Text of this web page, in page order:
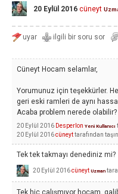
20 Eylül 2016 cüneyt
Cüneyt Hocam selamlar,
Yorumunuz için teşekkürler.
geri eski ramleri de aynı
Acaba problem nerede olabilir?
20 Eylül 2016 Desperlon Yeni Kullanıcı
20 Eylül 2016cüneyttarafından
Tek tek takmayı denediniz mi?
20 Eylül 2016cüneyt Uzman
Tek hiç çalışmıyor hocam,